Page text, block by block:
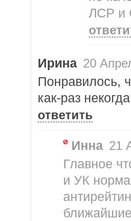
ЛСР и
Ирина 20
Понравилось,
как-раз
ответить
Инна 21
Главное
и УК